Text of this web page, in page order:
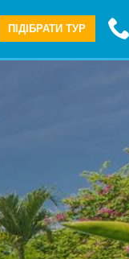
ПІДІБРАТИ ТУР